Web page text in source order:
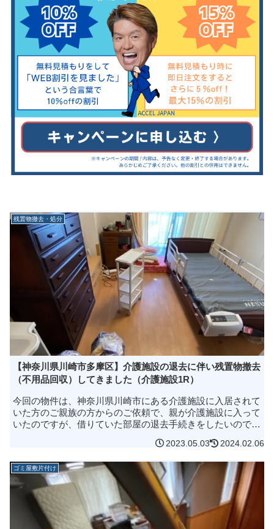
残置物撤去・処分
【神奈川県川崎市多摩区】介護施設の退去に伴い残置物撤去
（不用品回収）してきました（介護施設1R）
今回の物件は、神奈川県川崎市にある介護施設に入居されて
いた方のご親族の方からのご依頼で、親が介護施設に入って
いたのですが、借りていた部屋の退去手続きをしたいので退
2023.05.03 2024.02.06
ゴミ屋敷片付け